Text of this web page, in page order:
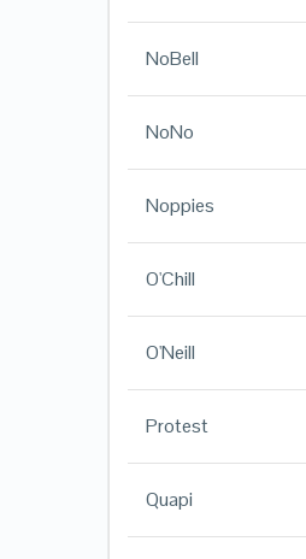
NoBell
NoNo
Noppies
O'Chill
O'Neill
Protest
Quapi